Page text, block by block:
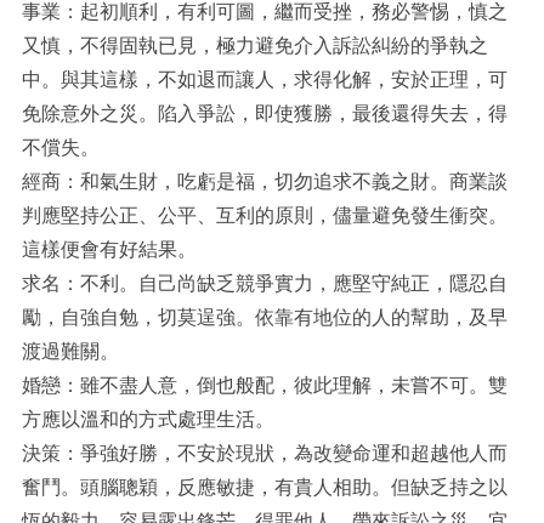
事業：起初順利，有利可圖，繼而受挫，務必警惕，慎之
又慎，不得固執已見，極力避免介入訴訟糾紛的爭執之
中。與其這樣，不如退而讓人，求得化解，安於正理，可
免除意外之災。陷入爭訟，即使獲勝，最後還得失去，得
不償失。
經商：和氣生財，吃虧是福，切勿追求不義之財。商業談
判應堅持公正、公平、互利的原則，儘量避免發生衝突。
這樣便會有好結果。
求名：不利。自己尚缺乏競爭實力，應堅守純正，隱忍自
勵，自強自勉，切莫逞強。依靠有地位的人的幫助，及早
渡過難關。
婚戀：雖不盡人意，倒也般配，彼此理解，未嘗不可。雙
方應以溫和的方式處理生活。
決策：爭強好勝，不安於現狀，為改變命運和超越他人而
奮鬥。頭腦聰穎，反應敏捷，有貴人相助。但缺乏持之以